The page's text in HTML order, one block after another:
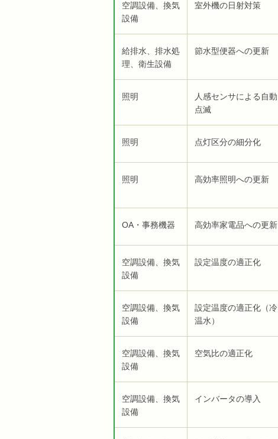
空調設備、換気
設備
室外機の日射対策
給排水、排水処
理、衛生設備
節水型便器への更新
照明
人感センサによる自動
点滅
照明 点灯区分の細分化
照明 高効率照明への更新
OA・事務機器 高効率家電品への更新
空調設備、換気
設備
設定温度の適正化
空調設備、換気
設備
設定温度の適正化（冷
温水）
空調設備、換気
設備
空気比の適正化
空調設備、換気
設備
インバータの導入